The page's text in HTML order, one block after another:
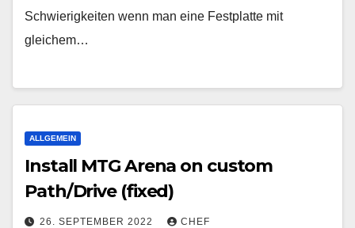
Schwierigkeiten wenn man eine Festplatte mit
gleichem…
ALLGEMEIN
Install MTG Arena on custom
Path/Drive (fixed)
26. SEPTEMBER 2022 CHEF